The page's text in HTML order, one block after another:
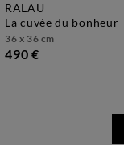
RALAU
la cuvée du bonheur
36 x 36 cm
490 €